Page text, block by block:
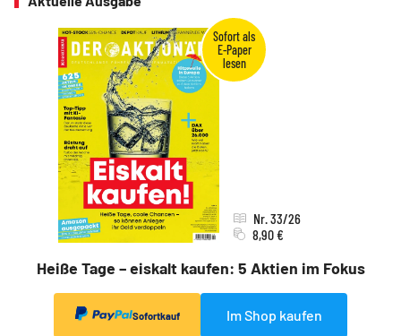
Heiße Tage – eiskalt kaufen: 5 Aktien im Fokus
Nr. 33/26
8,90 €
Sofortkauf Im Shop kaufen